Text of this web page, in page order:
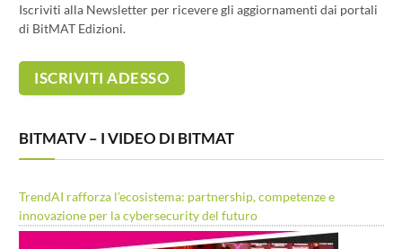
Iscriviti alla Newsletter per ricevere gli aggiornamenti dai portali
di BitMAT Edizioni.
BITMATV – I VIDEO DI BITMAT
TrendAI rafforza l’ecosistema: partnership, competenze e
innovazione per la cybersecurity del futuro